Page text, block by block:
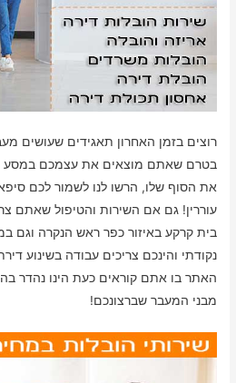
רוצים בזמן האחרון תאגידים שעושים
בטרם שאתם מוצאים את עצמכם במסע
את הסוף שלו, הרשו לנו לשמור לכם
עוררין! גם אם השירות והטיפול שאתם
בית קרקע באיזור כפר ראש הנקרה וגם
נקודתי והינכם צריכים עבודה בשינוע
האתר בו אתם קוראים כעת הינו נהדר
מבני המעבר שברצונכם!